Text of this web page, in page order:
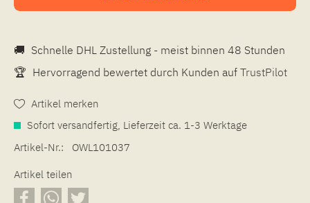
🚚 Schnelle DHL Zustellung - meist binnen 48 Stunden
🏆 Hervorragend bewertet durch Kunden auf TrustPilot
Artikel merken
Sofort versandfertig, Lieferzeit ca. 1-3 Werktage
Artikel-Nr.:
OWL101037
Artikel teilen